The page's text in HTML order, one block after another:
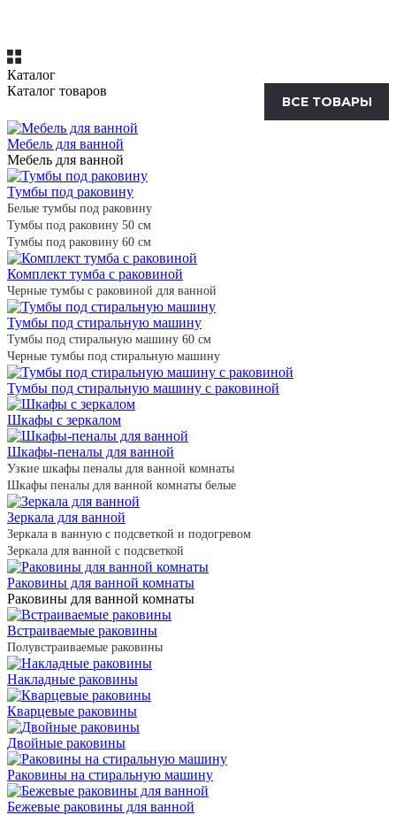
Каталог
Каталог товаров
ВСЕ ТОВАРЫ
Мебель для ванной
Мебель для ванной
Тумбы под раковину
Белые тумбы под раковину
Тумбы под раковину 50 см
Тумбы под раковину 60 см
Комплект тумба с раковиной
Черные тумбы с раковиной для ванной
Тумбы под стиральную машину
Тумбы под стиральную машину 60 см
Черные тумбы под стиральную машину
Тумбы под стиральную машину с раковиной
Шкафы с зеркалом
Шкафы-пеналы для ванной
Узкие шкафы пеналы для ванной комнаты
Шкафы пеналы для ванной комнаты белые
Зеркала для ванной
Зеркала в ванную с подсветкой и подогревом
Зеркала для ванной с подсветкой
Раковины для ванной комнаты
Раковины для ванной комнаты
Встраиваемые раковины
Полувстраиваемые раковины
Накладные раковины
Кварцевые раковины
Двойные раковины
Раковины на стиральную машину
Бежевые раковины для ванной